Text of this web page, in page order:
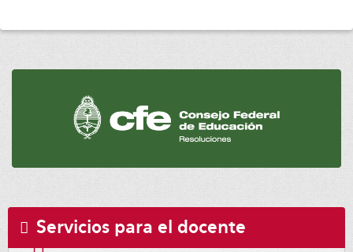
Servicios para el docente